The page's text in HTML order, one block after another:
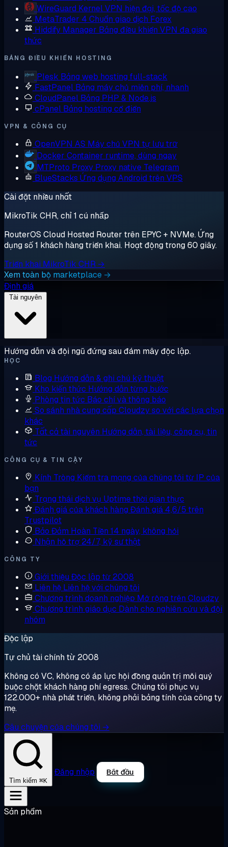
WireGuard Kernel VPN hiện đại, tốc độ cao
MetaTrader 4 Chuẩn giao dịch Forex
Hiddify Manager Bảng điều khiển VPN đa giao
thức
BẢNG ĐIỀU KHIỂN HOSTING
Plesk Bảng web hosting full-stack
FastPanel Bảng máy chủ miễn phí, nhanh
CloudPanel Bảng PHP & Node.js
cPanel Bảng hosting cổ điển
VPN & CÔNG CỤ
OpenVPN AS Máy chủ VPN tự lưu trữ
Docker Container runtime, dùng ngay
MTProto Proxy Proxy native Telegram
BlueStacks Ứng dụng Android trên VPS
Cài đặt nhiều nhất
MikroTik CHR, chỉ 1 cú nhấp
RouterOS Cloud Hosted Router trên EPYC + NVMe. Ứng
dụng số 1 khách hàng triển khai. Hoạt động trong 60 giây.
Triển khai MikroTik CHR →
Xem toàn bộ marketplace →
Định giá
Hướng dẫn và đội ngũ đứng sau đám mây độc lập.
HỌC
Blog Hướng dẫn & ghi chú kỹ thuật
Kho kiến thức Hướng dẫn từng bước
Phòng tin tức Báo chí và thông báo
So sánh nhà cung cấp Cloudzy so với các lựa chọn
khác
Tất cả tài nguyên Hướng dẫn, tài liệu, công cụ, tin
tức
CÔNG CỤ & TIN CẬY
Kính Tròng Kiểm tra mạng của chúng tôi từ IP của
bạn
Trạng thái dịch vụ Uptime thời gian thực
Đánh giá của khách hàng Đánh giá 4,6/5 trên
Trustpilot
Bảo Đảm Hoàn Tiền 14 ngày, không hỏi
Nhận hỗ trợ 24/7, kỹ sư thật
CÔNG TY
Giới thiệu Độc lập từ 2008
Liên hệ Liên hệ với chúng tôi
Chương trình doanh nghiệp Mở rộng trên Cloudzy
Chương trình giáo dục Dành cho nghiên cứu và đội
nhóm
Độc lập
Tự chủ tài chính từ 2008
Không có VC, không có áp lực hội đồng quản trị mỗi quý
buộc chặt khách hàng phí egress. Chúng tôi phục vụ
122.000+ nhà phát triển, không phải bảng tính của công ty
mẹ.
Câu chuyện của chúng tôi →
Tìm kiếm ⌘K
Đăng nhập Bắt đầu
Sản phẩm